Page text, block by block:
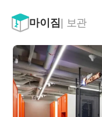
마이짐 | 보관